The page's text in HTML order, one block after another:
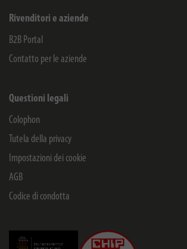
Rivenditori e aziende
B2B Portal
Contatto per le aziende
Questioni legali
Colophon
Tutela della privacy
Impostazioni dei cookie
AGB
Codice di condotta